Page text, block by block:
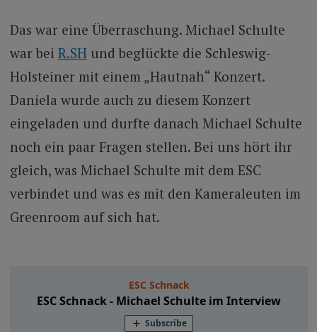
Das war eine Überraschung. Michael Schulte
war bei R.SHund beglückte die Schleswig-
Holsteiner mit einem „Hautnah“ Konzert.
Daniela wurde auch zu diesem Konzert
eingeladen und durfte danach Michael Schulte
noch ein paar Fragen stellen. Bei uns hört ihr
gleich, was Michael Schulte mit dem ESC
verbindet und was es mit den Kameraleuten im
Greenroom auf sich hat.